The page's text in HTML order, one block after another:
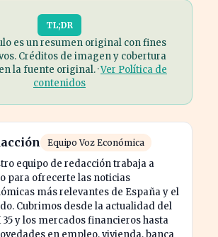
TL;DR
es un resumen original con fines
Créditos de imagen y cobertura
la fuente original. ·Ver Política de
contenidos
Equipo Voz Económica
equipo de redacción trabaja a
para ofrecerte las noticias
más relevantes de España y el
Cubrimos desde la actualidad del
35 y los mercados financieros hasta